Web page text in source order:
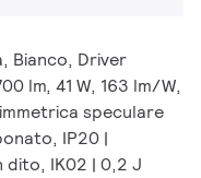
Bianco, Driver
lm, 41 W, 163 lm/W,
speculare
IP20 |
IK02 | 0,2 J